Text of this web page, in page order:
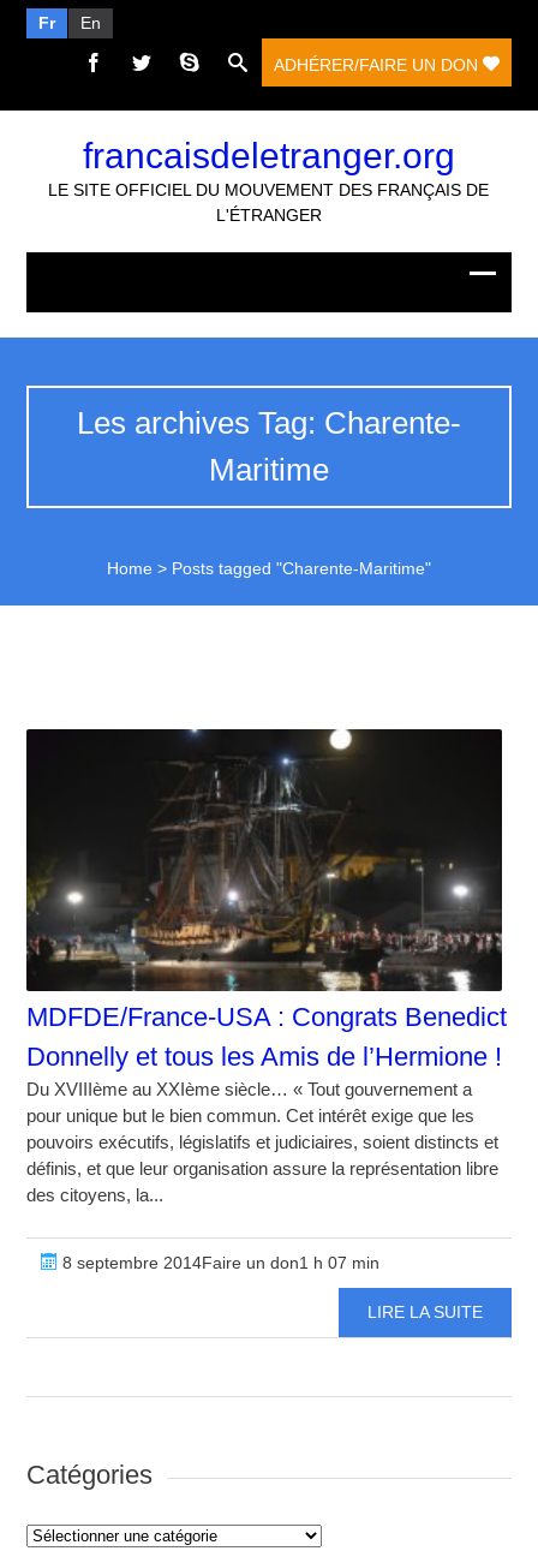
Fr En
ADHÉRER/FAIRE UN DON
francaisdeletranger.org
LE SITE OFFICIEL DU MOUVEMENT DES FRANÇAIS DE
L'ÉTRANGER
Les archives Tag: Charente-
Maritime
Home > Posts tagged "Charente-Maritime"
MDFDE/France-USA : Congrats Benedict
Donnelly et tous les Amis de l’Hermione !
Du XVIIIème au XXIème siècle… « Tout gouvernement a
pour unique but le bien commun. Cet intérêt exige que les
pouvoirs exécutifs, législatifs et judiciaires, soient distincts et
définis, et que leur organisation assure la représentation libre
des citoyens, la...
8 septembre 2014Faire un don1 h 07 min
LIRE LA SUITE
Catégories
Catégories